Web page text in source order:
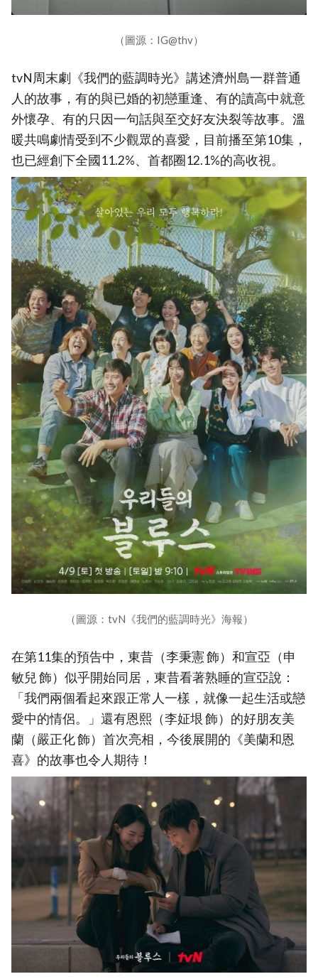
（圖源：IG@thv）
tvN周末劇《我們的藍調時光》講述濟州島一群普通
人的故事，有的與已婚的初戀重逢、有的讀高中就意
外懷孕、有的只因一句話與至交好友決裂等故事。溫
暖共鳴劇情受到不少觀眾的喜愛，目前播至第10集，
也已經創下全國11.2%、首都圈12.1%的高收視。
（圖源：tvN《我們的藍調時光》海報）
在第11集的預告中，東昔（李秉憲 飾）和宣亞（申
敏兒 飾）似乎開始同居，東昔看著熟睡的宣亞說：
「我們兩個看起來跟正常人一樣，就像一起生活或戀
愛中的情侶。」還有恩熙（李姃垠 飾）的好朋友美
蘭（嚴正化 飾）首次亮相，今後展開的《美蘭和恩
喜》的故事也令人期待！